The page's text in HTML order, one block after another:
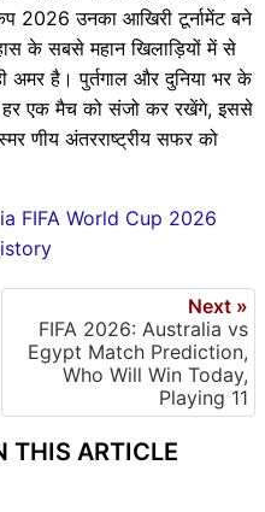
2026 उनका आखिरी टूर्नामेंट बने
के सबसे महान खिलाड़ियों में से
है। पुर्तगाल और दुनिया भर के
हर एक मैच को संजो कर रखेंगे, इससे
णीय अंतरराष्ट्रीय सफर को
FIFA World Cup 2026
Next »
FIFA 2026: Australia vs
Egypt Match Prediction,
Who Will Win Today,
Playing 11
THIS ARTICLE